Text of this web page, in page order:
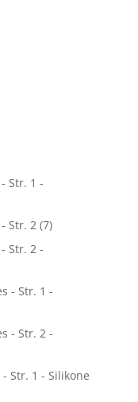
Str. 1 -
Str. 2 (7)
Str. 2 -
- Str. 1 -
- Str. 2 -
Str. 1 - Silikone